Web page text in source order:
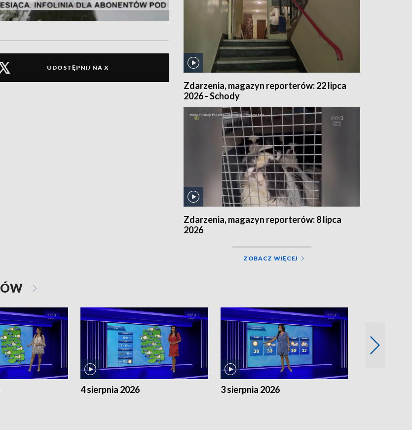
UDOSTĘPNIJ NA X
Zdarzenia, magazyn reporterów: 22 lipca
2026 - Schody
Zdarzenia, magazyn reporterów: 8 lipca
2026
ZOBACZ WIĘCEJ
4 sierpnia 2026 3 sierpnia 2026